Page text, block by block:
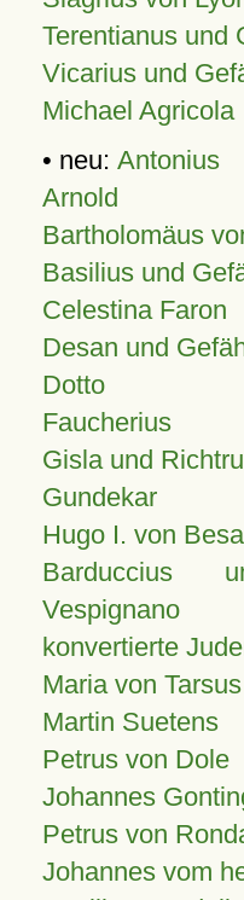
Terentianus und
Vicarius und
Michael Agricola
• neu: Antonius
Arnold
Bartholomäus
Basilius und
Celestina Faron
Desan und
Dotto
Faucherius
Gisla und
Gundekar
Hugo I. von
Barduccius
Vespignano
konvertierte
Maria von Tarsus
Martin Suetens
Petrus von Dole
Johannes
Petrus von
Johannes vom